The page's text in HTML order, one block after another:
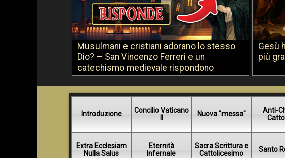
Musulmani e cristiani adorano lo stesso
Dio? – San Vincenzo Ferreri e un
catechismo medievale rispondono
Gesù
più
Introduzione
Concilio Vaticano
Nuova "messa"
Anti-
Extra Ecclesiam
Nulla Salus
Eternità
Infernale
Sacra Scrittura e
Cattolicesimo
Santo